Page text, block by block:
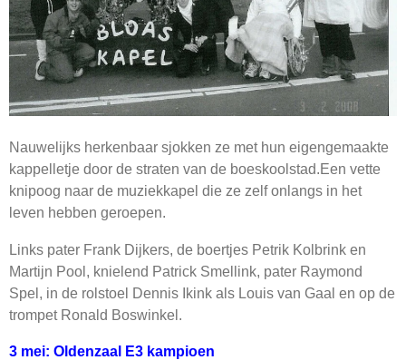
Nauwelijks herkenbaar sjokken ze met hun eigengemaakte
kappelletje door de straten van de boeskoolstad.Een vette
knipoog naar de muziekkapel die ze zelf onlangs in het
leven hebben geroepen.
Links pater Frank Dijkers, de boertjes Petrik Kolbrink en
Martijn Pool, knielend Patrick Smellink, pater Raymond
Spel, in de rolstoel Dennis Ikink als Louis van Gaal en op de
trompet Ronald Boswinkel.
3 mei: Oldenzaal E3 kampioen